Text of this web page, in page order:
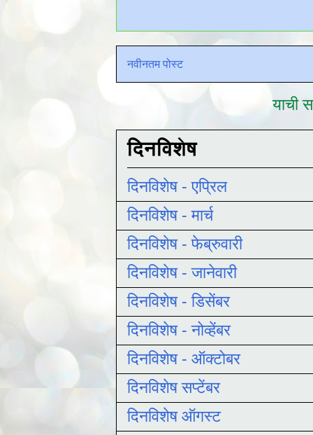
नवीनतम पोस्ट
याची
दिनविशेष
दिनविशेष - एप्रिल
दिनविशेष - मार्च
दिनविशेष - फेब्रुवारी
दिनविशेष - जानेवारी
दिनविशेष - डिसेंबर
दिनविशेष - नोव्हेंबर
दिनविशेष - ऑक्टोबर
दिनविशेष सप्टेंबर
दिनविशेष ऑगस्ट